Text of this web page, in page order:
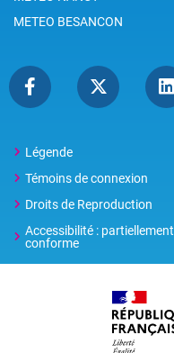
METEO BESANCON
Légende
Témoins de connexion
Droits de Reproduction
Accessibilité : partiellement
conforme